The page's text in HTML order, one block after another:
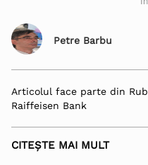
Petre Barbu
Articolul face parte din
Raiffeisen Bank
CITEȘTE MAI MULT